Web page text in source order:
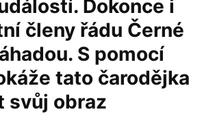
Dokonce i
členy řádu Černé
S pomocí
tato čarodějka
svůj obraz